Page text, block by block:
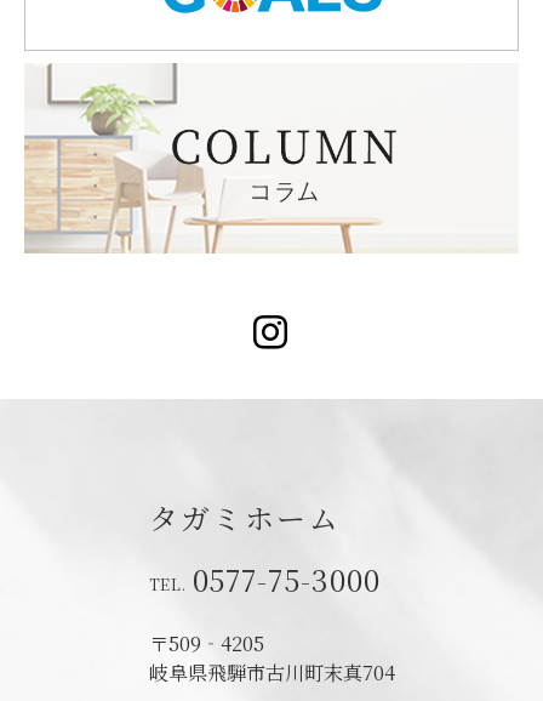
タガミホーム
0577-75-3000
〒509‐4205
岐阜県飛騨市古川町末真704